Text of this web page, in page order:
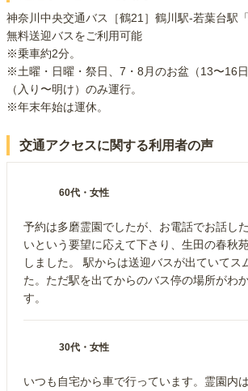
神奈川中央交通バス［鶴21］鶴川駅-若葉台駅
無料送迎バスをご利用可能
※乗車約2分。
※土曜・日曜・祭日、7・8月のお盆（13〜16
（入り〜明け）のみ運行。
※年末年始は運休。
交通アクセスに関する利用者の声
60代 ・ 女性
予約は多磨霊園でしたが、お電話でお話し
いという要望に応えて下さり、生田の春秋
しました。 駅からは送迎バスが出ていてス
た。ただ駅を出てからのバス停の場所がわ
す。
30代 ・ 女性
いつも自宅から車で行っています。霊園内